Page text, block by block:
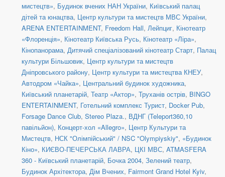
мистецтв», Будинок вчених НАН України, Київський палац
дітей та юнацтва, Центр культури та мистецтв МВС України,
ARENA ENTERTAINMENT, Freedom Hall, Лейпциг, Кінотеатр
«Флоренція», Кінотеатр Київська Русь, Кінотеатр «Ліра»,
Кінопанорама, Дитячий спеціалізований кінотеатр Старт, Палац
культури Більшовик, Центр культури та мистецтв
Дніпровського району, Центр культури та мистецтва КНЕУ,
Автодром «Чайка», Центральний будинок художника,
Київський планетарій, Театр «Актор», Труханів острів, BINGO
ENTERTAINMENT, Готельний комплекс Турист, Docker Pub,
Forsage Dance Club, Stereo Plaza., ВДНГ (Teleport360,10
павільйон), Концерт-хол «Allegro», Центр Культури та
Мистецтв, НСК "Олімпійський" / NSC "Olympiyskiy", «Будинок
Кіно», КИЄВО-ПЕЧЕРСЬКА ЛАВРА, ЦКІ МВС, ATMASFERA
360 - Київський планетарій, Бочка 2004, Зелений театр,
Будинок Архітектора, Дім Вчених, Fairmont Grand Hotel Kyiv,